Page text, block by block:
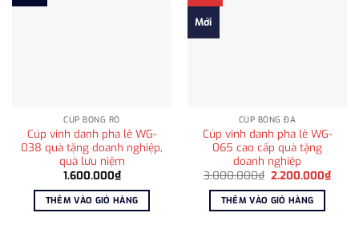
CÚP BÓNG RỔ
Cúp vinh danh pha lê WG-
038 quà tặng doanh nghiệp,
quà lưu niệm
1.600.000₫
THÊM VÀO GIỎ HÀNG
Mới
CÚP BÓNG ĐÁ
Cúp vinh danh pha lê WG-
065 cao cấp quà tặng
doanh nghiệp
3.000.000₫ Giá
là:
3.000.000₫.
2.200.000₫Giá
hiện
THÊM VÀO GIỎ HÀNG